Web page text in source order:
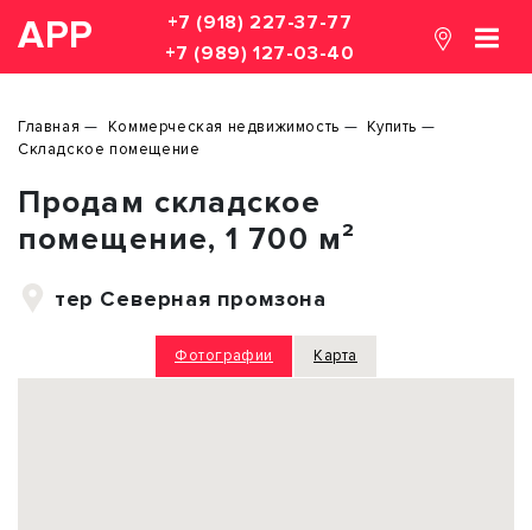
АРР
+7 (918) 227-37-77
+7 (989) 127-03-40
Главная Коммерческая недвижимость
Купить
Складское помещение
Продам складское
помещение, 1 700 м²
тер Северная промзона
Фотографии Карта